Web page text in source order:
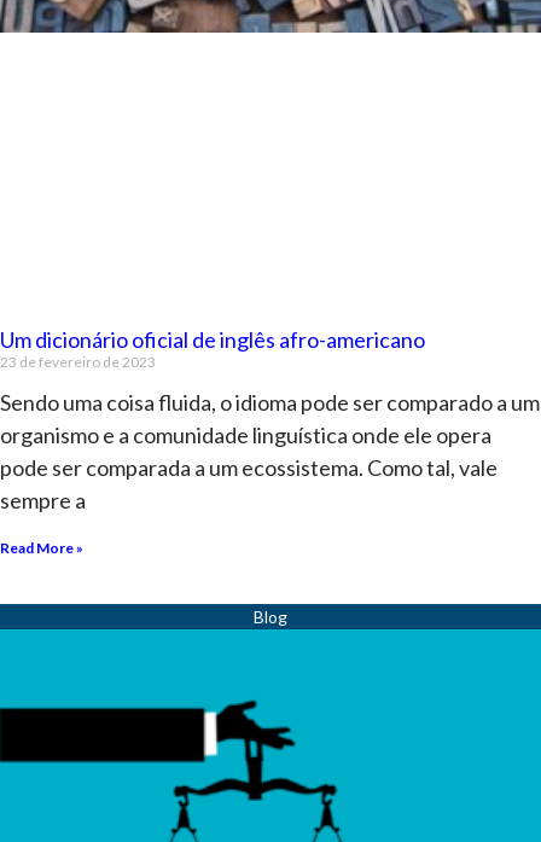
Um dicionário oficial de inglês afro-americano
23 de fevereiro de 2023
Sendo uma coisa fluida, o idioma pode ser comparado a um
organismo e a comunidade linguística onde ele opera
pode ser comparada a um ecossistema. Como tal, vale
sempre a
Read More »